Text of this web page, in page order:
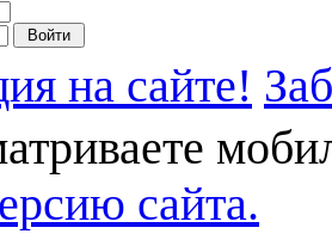
на сайте!
сайта.